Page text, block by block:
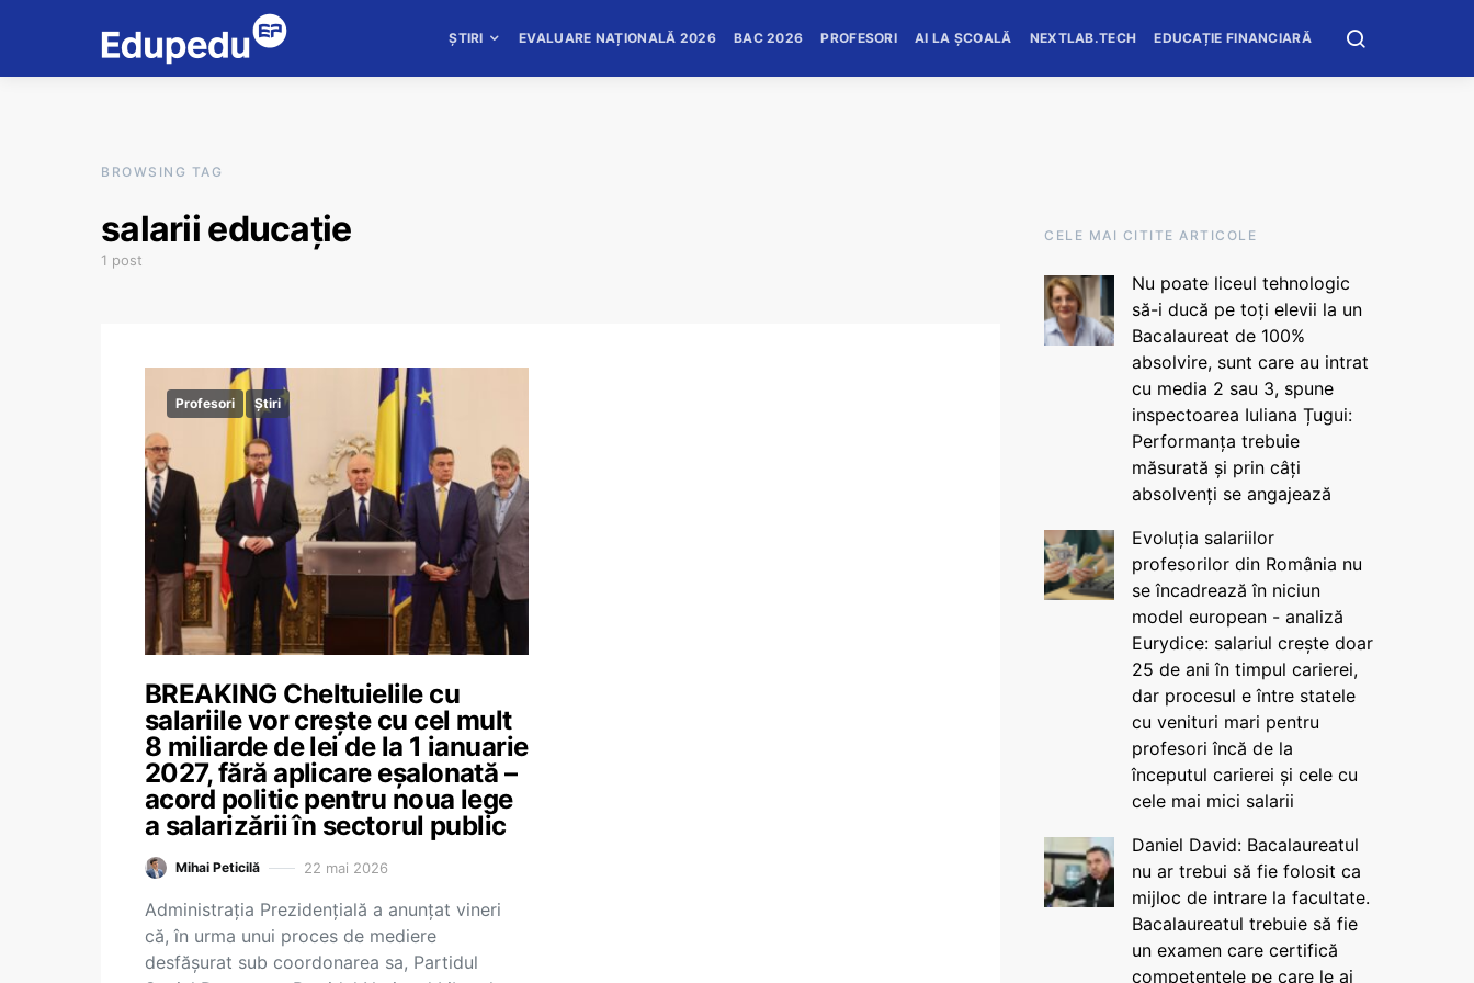
ȘTIRI EVALUARE NAȚIONALĂ 2026 BAC 2026 PROFESORI AI LA ȘCOALĂ NEXTLAB.TECH EDUCAȚIE FINANCIARĂ
BROWSING TAG
salarii educație
1 post
Profesori Știri
BREAKING Cheltuielile cu
salariile vor crește cu cel mult
8 miliarde de lei de la 1 ianuarie
2027, fără aplicare eșalonată –
acord politic pentru noua lege
a salarizării în sectorul public
Mihai Peticilă 22 mai 2026
Administrația Prezidențială a anunțat vineri
că, în urma unui proces de mediere
desfășurat sub coordonarea sa, Partidul
CELE MAI CITITE ARTICOLE
Nu poate liceul tehnologic
să-i ducă pe toți elevii la un
Bacalaureat de 100%
absolvire, sunt care au intrat
cu media 2 sau 3, spune
inspectoarea Iuliana Țugui:
Performanța trebuie
măsurată și prin câți
absolvenți se angajează
Evoluția salariilor
profesorilor din România nu
se încadrează în niciun
model european - analiză
Eurydice: salariul crește doar
25 de ani în timpul carierei,
dar procesul e între statele
cu venituri mari pentru
profesori încă de la
începutul carierei și cele cu
cele mai mici salarii
Daniel David: Bacalaureatul
nu ar trebui să fie folosit ca
mijloc de intrare la facultate.
Bacalaureatul trebuie să fie
un examen care certifică
competențele pe care le ai